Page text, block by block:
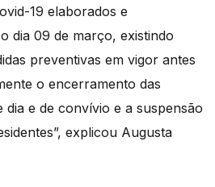
19 elaborados e
dia 09 de março, existindo
preventivas em vigor antes
o encerramento das
dia e de convívio e a suspensão
explicou Augusta